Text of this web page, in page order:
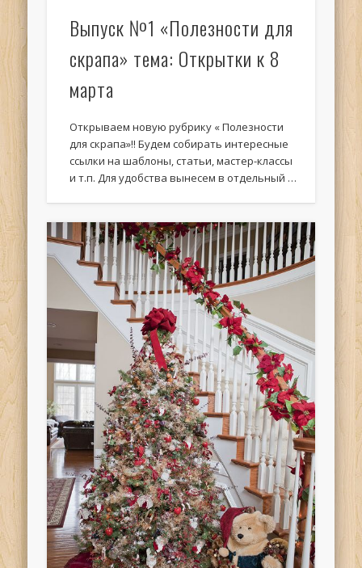
Выпуск №1 «Полезности для
скрапа» тема: Открытки к 8
марта
Открываем новую рубрику « Полезности
для скрапа»!! Будем собирать интересные
ссылки на шаблоны, статьи, мастер-классы
и т.п. Для удобства вынесем в отдельный …